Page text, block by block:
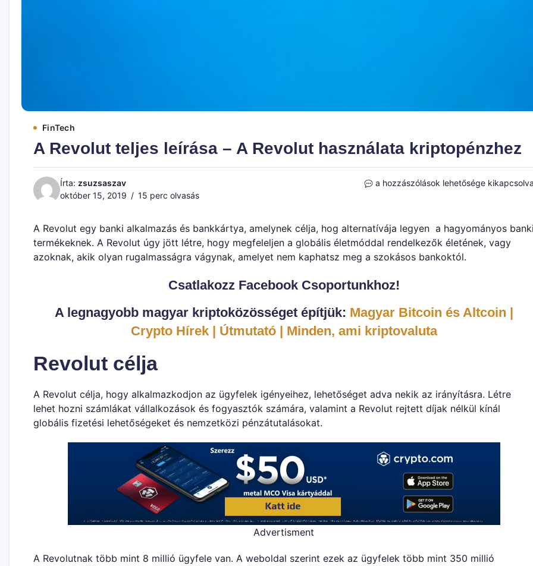
FinTech
A Revolut teljes leírása – A Revolut használata kriptopénzhez
Írta: zsuzsaszav
október 15, 2019
15 perc olvasás
A
–
A
Revolut
kriptopénzhez
a hozzászólások lehetősége
A Revolut egy banki alkalmazás és bankkártya, amelynek célja, hog alternatívája legyen a hagyományos
termékeknek. A Revolut úgy jött létre, hogy megfeleljen a globális életmóddal rendelkezők életének, vagy
azoknak, akik olyan rugalmasságra vágynak, amelyet nem kaphatsz meg a szokásos bankoktól.
Csatlakozz Facebook Csoportunkhoz!
A legnagyobb magyar kriptoközösséget építjük: Magyar Bitcoin és Altcoin |
Crypto Hírek | Útmutató | Minden, ami kriptovaluta
Revolut célja
A Revolut célja, hogy alkalmazkodjon az ügyfelek igényeihez, lehetőséget adva nekik az irányításra. Létre
lehet hozni számlákat vállalkozások és fogyasztók számára, valamint a Revolut rejtett díjak nélkül kínál
globális fizetési lehetőségeket és nemzetközi pénzátutalásokat.
Advertisment
A Revolutnak több mint 8 millió ügyfele van. A weboldal szerint ezek az ügyfelek több mint 350 millió